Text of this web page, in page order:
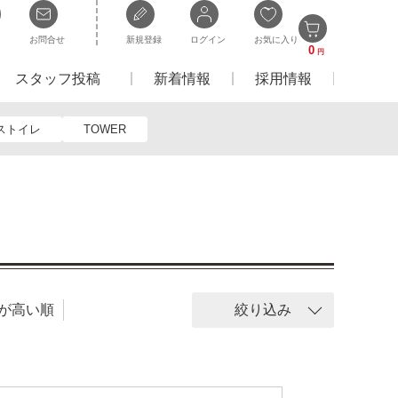
お問合せ 新規登録 ログイン お気に入り
0 円
スタッフ投稿 新着情報 採用情報
トイレ TOWER
高い順 絞り込み